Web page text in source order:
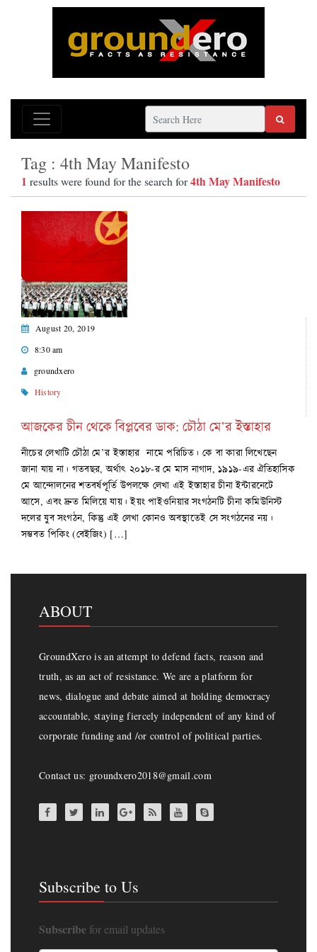
Tag : 4th May Manifesto
1 results were found for the search for4th May Manifesto
August 20, 2019
8:30 am
groundxero
History
আজকের চীন থেকে বিপ্লবের ডাক: চৌঠা মে’র ইস্তাহার
নীচের লেখাটি চৌঠা মে’র ইস্তাহার নামে পরিচিত। কে বা কারা লিখেছেন
জানা যায় না। গতবছর, অর্থাৎ ২০১৮-র মে মাস নাগাদ, ১৯১৯-এর ঐতিহাসিক
মে আন্দোলনের শতবর্ষপূর্তি উপলক্ষে লেখা এই ইস্তাহার চীনা ইন্টারনেটে
আসে, এবং দ্রুত মিলিয়ে যায়। ইয়ং পাইওনিয়ার সংগঠনটি চীনা কমিউনিস্ট
দলের যুব সংগঠন, কিন্তু এই লেখা কোনও অবস্থাতেই সে সংগঠনের নয়।
সম্ভবত পিকিং (বেইজিং) […]
ABOUT
GroundXero is an attempt to defend facts, reason and
truth, as an act of resistance. We are a platform for
news, dialogue and debate aimed at holding democracy
accountable, staying fiercely independent of any kind of
corporate funding and /or control of political parties.
Contact us: groundxero2018@gmail.com
Subscribe to Us
Subscribe for email updates